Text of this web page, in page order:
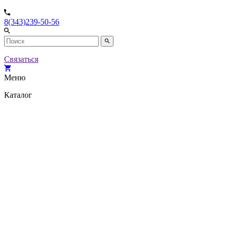
8(343)239-50-56
Связаться
Меню
Каталог